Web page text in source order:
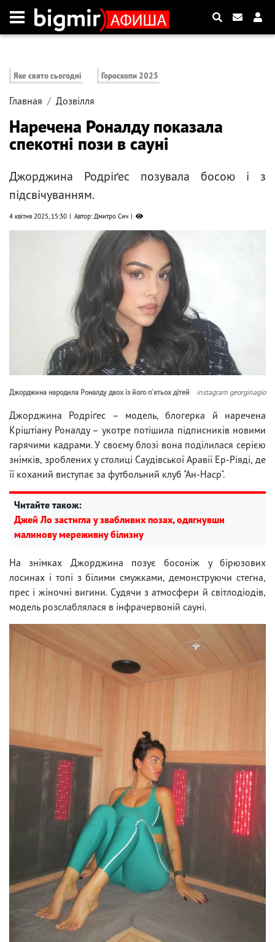
Яке свято сьогодні Гороскопи 2025
Главная Дозвілля
Наречена Роналду показала
спекотні пози в сауні
Джорджина Родріґес позувала босою і з
підсвічуванням.
4 квітня 2025, 15:30 Автор: Дмитро Сич
Джорджина народила Роналду двох із його п'ятьох дітей instagram georginagio
Джорджина Родріґес – модель, блогерка й наречена
Кріштіану Роналду – укотре потішила підписників новими
гарячими кадрами. У своєму блозі вона поділилася серією
знімків, зроблених у столиці Саудівської Аравії Ер-Ріяді, де
її коханий виступає за футбольний клуб "Ан-Наср".
Читайте також:
Джей Ло застигла у звабливих позах, одягнувши
малинову мереживну білизну
На знімках Джорджина позує босоніж у бірюзових
лосинах і топі з білими смужками, демонструючи стегна,
прес і жіночні вигини. Судячи з атмосфери й світлодіодів,
модель розслаблялася в інфрачервоній сауні.